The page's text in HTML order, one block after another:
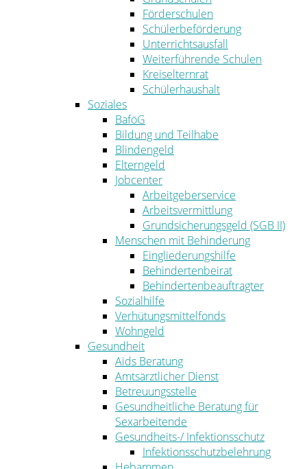
Förderschulen
Schülerbeförderung
Unterrichtsausfall
Weiterführende Schulen
Kreiselternrat
Schülerhaushalt
Soziales
BaföG
Bildung und Teilhabe
Blindengeld
Elterngeld
Jobcenter
Arbeitgeberservice
Arbeitsvermittlung
Grundsicherungsgeld (SGB II)
Menschen mit Behinderung
Eingliederungshilfe
Behindertenbeirat
Behindertenbeauftragter
Sozialhilfe
Verhütungsmittelfonds
Wohngeld
Gesundheit
Aids Beratung
Amtsärztlicher Dienst
Betreuungsstelle
Gesundheitliche Beratung für
Sexarbeitende
Gesundheits-/ Infektionsschutz
Infektionsschutzbelehrung